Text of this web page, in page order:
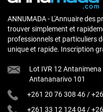
ANNUMADA - L'Annuaire des
trouver simplement et
professionnels et particuliers
unique et rapide. Inscription
Lot IVR 12 Antanimena
Antananarivo 101
+261 20 76 308 46 /
+261 33 12 124 04 /